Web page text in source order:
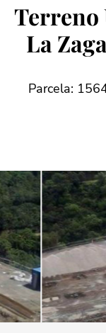
Terreno
La
Parcela: